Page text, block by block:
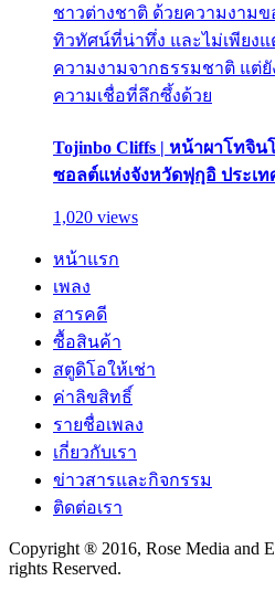
ชาวต่างชาติ ด้วยความงาม
ทิวทัศน์ที่น่าทึ่ง และไม่เพียง
ความงามจากธรรมชาติ แต่
ความเชื่อที่ลึกซึ้งด้วย
Tojinbo Cliffs | หน้าผาโทจิ
ซอลต์แห่งจังหวัดฟุกุอิ ประเ
1,020 views
หน้าแรก
เพลง
สารคดี
ซื้อสินค้า
สตูดิโอให้เช่า
ค่าลิขสิทธิ์
รายชื่อเพลง
เกี่ยวกับเรา
ข่าวสารและกิจกรรม
ติดต่อเรา
Copyright ® 2016, Rose Media and
rights Reserved.